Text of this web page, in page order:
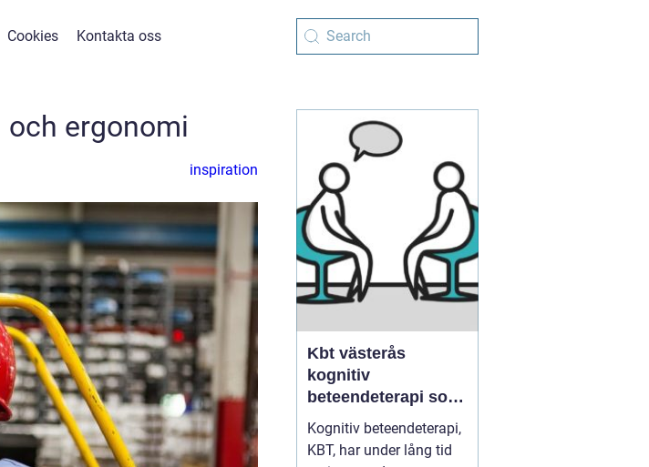
Cookies Kontakta oss
ergonomi
inspiration
Kbt västerås
kognitiv
beteendeterapi som
skapar hållbar
förändring
Kognitiv beteendeterapi,
KBT, har under lång tid